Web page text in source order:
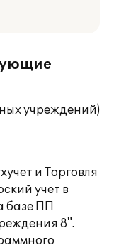
учреждений)
и Торговля
учет в
базе ПП
8".